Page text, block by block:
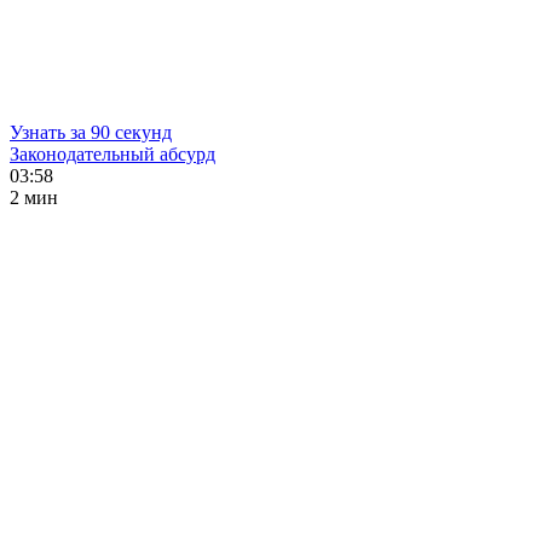
Узнать за 90 секунд
Законодательный абсурд
03:58
2 мин